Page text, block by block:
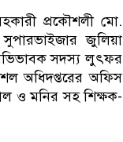
প্রকৌশলী মো.
জুলিয়া
সদস্য লুৎফর
অধিদপ্তরের অফিস
ও মনির সহ শিক্ষক-